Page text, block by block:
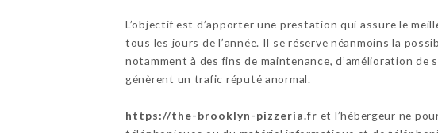
L’objectif est d’apporter une prestation qui assure le
tous les jours de l’année. Il se réserve néanmoins la
notamment à des fins de maintenance, d’amélioration
génèrent un trafic réputé anormal.
https://the-brooklyn-pizzeria.fr et l’hébergeur ne